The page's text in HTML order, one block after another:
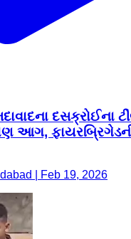
દસક્રોઈના
આગ,
| Feb 19, 2026